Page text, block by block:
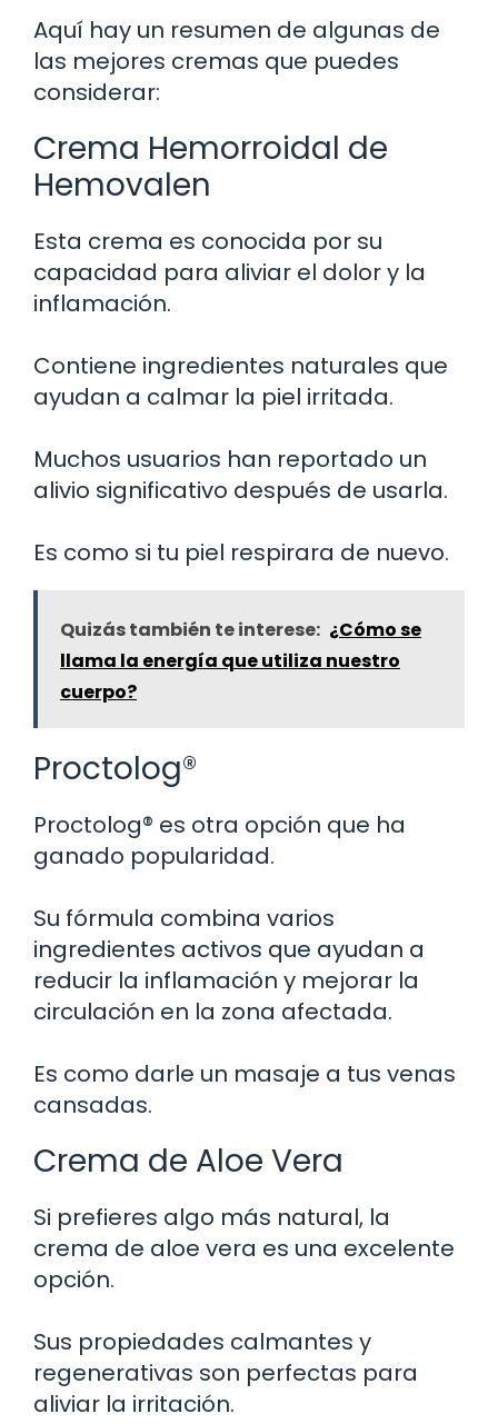
Aquí hay un resumen de algunas de
las mejores cremas que puedes
considerar:
Crema Hemorroidal de
Hemovalen
Esta crema es conocida por su
capacidad para aliviar el dolor y la
inflamación.
Contiene ingredientes naturales que
ayudan a calmar la piel irritada.
Muchos usuarios han reportado un
alivio significativo después de usarla.
Es como si tu piel respirara de nuevo.
Quizás también te interese: ¿Cómo se
llama la energía que utiliza nuestro
cuerpo?
Proctolog®
Proctolog® es otra opción que ha
ganado popularidad.
Su fórmula combina varios
ingredientes activos que ayudan a
reducir la inflamación y mejorar la
circulación en la zona afectada.
Es como darle un masaje a tus venas
cansadas.
Crema de Aloe Vera
Si prefieres algo más natural, la
crema de aloe vera es una excelente
opción.
Sus propiedades calmantes y
regenerativas son perfectas para
aliviar la irritación.